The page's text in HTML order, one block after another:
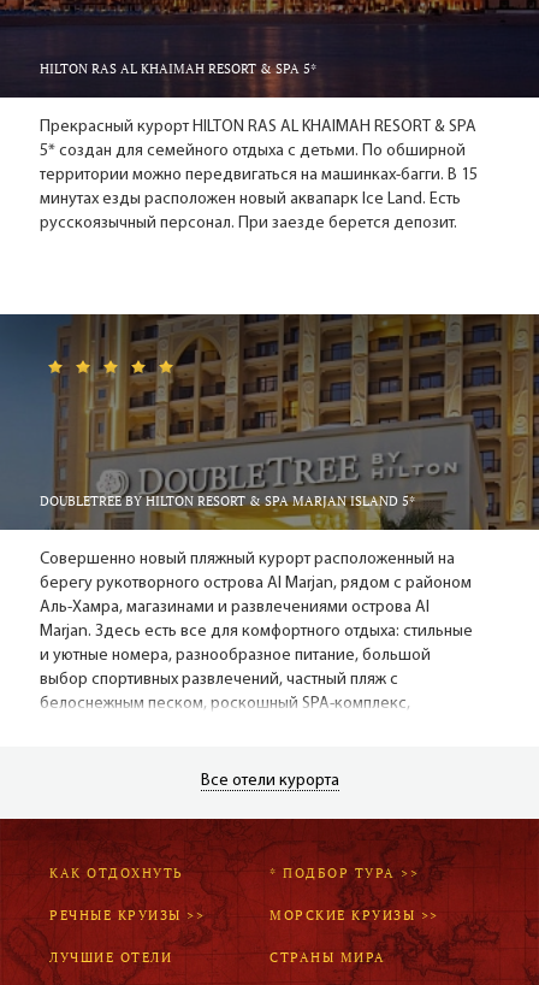
HILTON RAS AL KHAIMAH RESORT & SPA 5*
Прекрасный курорт HILTON RAS AL KHAIMAH RESORT & SPA
5* создан для семейного отдыха с детьми. По обширной
территории можно передвигаться на машинках-багги. В 15
минутах езды расположен новый аквапарк Ice Land. Есть
русскоязычный персонал. При заезде берется депозит.
DOUBLETREE BY HILTON RESORT & SPA MARJAN ISLAND 5*
Совершенно новый пляжный курорт расположенный на
берегу рукотворного острова Al Marjan, рядом с районом
Аль-Хамра, магазинами и развлечениями острова Al
Marjan. Здесь есть все для комфортного отдыха: стильные
и уютные номера, разнообразное питание, большой
выбор спортивных развлечений, частный пляж с
белоснежным песком, роскошный SPA-комплекс,
Все отели курорта
КАК ОТДОХНУТЬ * ПОДБОР ТУРА >>
РЕЧНЫЕ КРУИЗЫ >> МОРСКИЕ КРУИЗЫ >>
ЛУЧШИЕ ОТЕЛИ СТРАНЫ МИРА